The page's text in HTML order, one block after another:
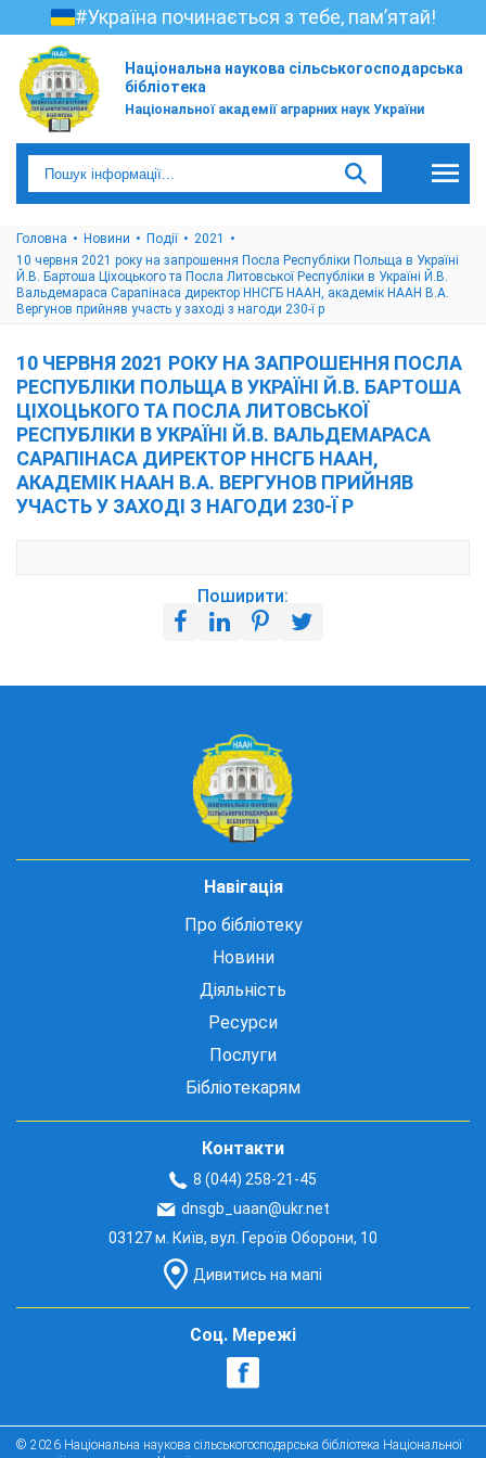
#Україна починається з тебе, пам’ятай!
Національна наукова сільськогосподарська
бібліотека
Національної академії аграрних наук України
Головна Новини Події
2021
10 червня 2021 року на запрошення Посла Республіки Польща в Україні
Й.В. Бартоша Ціхоцького та Посла Литовської Республіки в Україні Й.В.
Вальдемараса Сарапінаса директор ННСГБ НААН, академік НААН В.А.
Вергунов прийняв участь у заході з нагоди 230-ї р
10 ЧЕРВНЯ 2021 РОКУ НА ЗАПРОШЕННЯ ПОСЛА
РЕСПУБЛІКИ ПОЛЬЩА В УКРАЇНІ Й.В. БАРТОША
ЦІХОЦЬКОГО ТА ПОСЛА ЛИТОВСЬКОЇ
РЕСПУБЛІКИ В УКРАЇНІ Й.В. ВАЛЬДЕМАРАСА
САРАПІНАСА ДИРЕКТОР ННСГБ НААН,
АКАДЕМІК НААН В.А. ВЕРГУНОВ ПРИЙНЯВ
УЧАСТЬ У ЗАХОДІ З НАГОДИ 230-Ї Р
Поширити:
Навігація
Про бібліотеку
Новини
Діяльність
Ресурси
Послуги
Бібліотекарям
Контакти
8 (044) 258-21-45
dnsgb_uaan@ukr.net
03127 м. Київ, вул. Героїв Оборони, 10
Дивитись на мапі
Соц. Мережі
© 2026 Національна наукова сільськогосподарська бібліотека Національної